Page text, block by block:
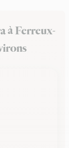
à Ferreux-